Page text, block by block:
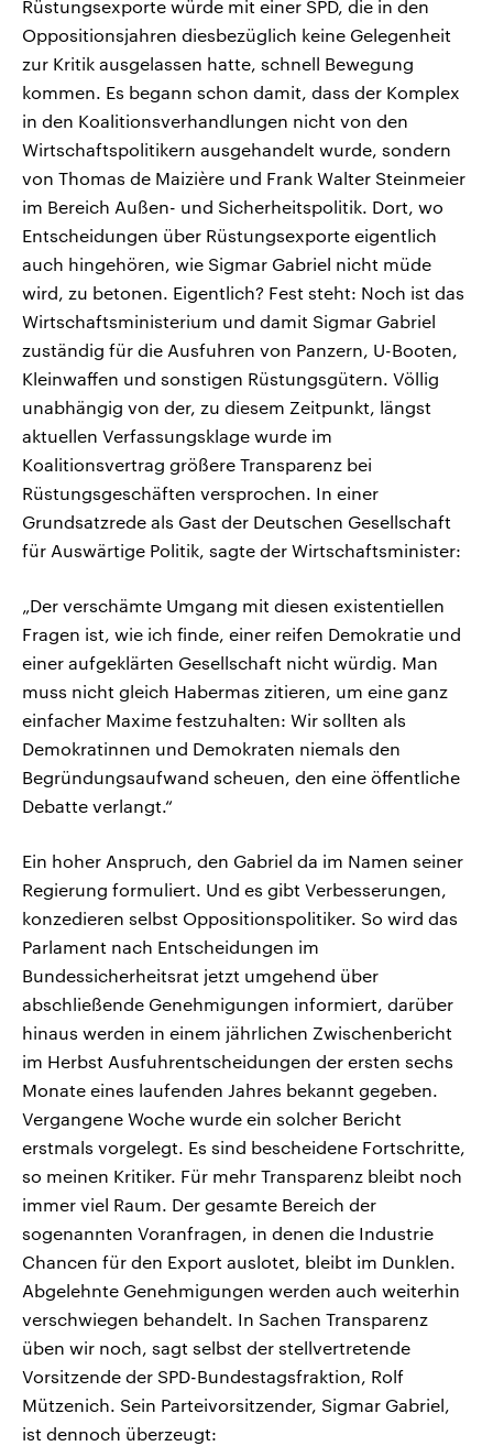
Rüstungsexporte würde mit einer SPD, die in den
Oppositionsjahren diesbezüglich keine Gelegenheit
zur Kritik ausgelassen hatte, schnell Bewegung
kommen. Es begann schon damit, dass der Komplex
in den Koalitionsverhandlungen nicht von den
Wirtschaftspolitikern ausgehandelt wurde, sondern
von Thomas de Maizière und Frank Walter Steinmeier
im Bereich Außen- und Sicherheitspolitik. Dort, wo
Entscheidungen über Rüstungsexporte eigentlich
auch hingehören, wie Sigmar Gabriel nicht müde
wird, zu betonen. Eigentlich? Fest steht: Noch ist das
Wirtschaftsministerium und damit Sigmar Gabriel
zuständig für die Ausfuhren von Panzern, U-Booten,
Kleinwaffen und sonstigen Rüstungsgütern. Völlig
unabhängig von der, zu diesem Zeitpunkt, längst
aktuellen Verfassungsklage wurde im
Koalitionsvertrag größere Transparenz bei
Rüstungsgeschäften versprochen. In einer
Grundsatzrede als Gast der Deutschen Gesellschaft
für Auswärtige Politik, sagte der Wirtschaftsminister:
„Der verschämte Umgang mit diesen existentiellen
Fragen ist, wie ich finde, einer reifen Demokratie und
einer aufgeklärten Gesellschaft nicht würdig. Man
muss nicht gleich Habermas zitieren, um eine ganz
einfacher Maxime festzuhalten: Wir sollten als
Demokratinnen und Demokraten niemals den
Begründungsaufwand scheuen, den eine öffentliche
Debatte verlangt.“
Ein hoher Anspruch, den Gabriel da im Namen seiner
Regierung formuliert. Und es gibt Verbesserungen,
konzedieren selbst Oppositionspolitiker. So wird das
Parlament nach Entscheidungen im
Bundessicherheitsrat jetzt umgehend über
abschließende Genehmigungen informiert, darüber
hinaus werden in einem jährlichen Zwischenbericht
im Herbst Ausfuhrentscheidungen der ersten sechs
Monate eines laufenden Jahres bekannt gegeben.
Vergangene Woche wurde ein solcher Bericht
erstmals vorgelegt. Es sind bescheidene Fortschritte,
so meinen Kritiker. Für mehr Transparenz bleibt noch
immer viel Raum. Der gesamte Bereich der
sogenannten Voranfragen, in denen die Industrie
Chancen für den Export auslotet, bleibt im Dunklen.
Abgelehnte Genehmigungen werden auch weiterhin
verschwiegen behandelt. In Sachen Transparenz
üben wir noch, sagt selbst der stellvertretende
Vorsitzende der SPD-Bundestagsfraktion, Rolf
Mützenich. Sein Parteivorsitzender, Sigmar Gabriel,
ist dennoch überzeugt: